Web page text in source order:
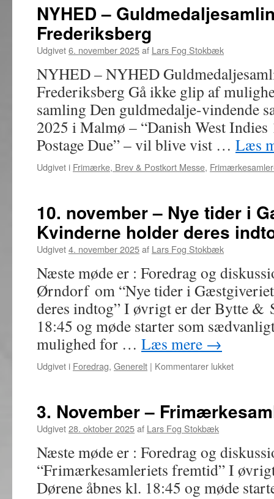
Møde
bytte
samvær
NYHED –
Frederiksberg
Udgivet6. november 2025af Lars Fog Stokbæk
NYHED – NYHED
Frederiksberg Gå ikke glip af
samling Den guldmedalje-vindende
2025 i Malmø – “Danish West Indies
Postage Due” – vil blive vist … Læs
Udgivet i Frimærke, Brev & Postkort Messe,
10. november – Nye tider i
Kvinderne holder deres
Udgivet4. november 2025af Lars Fog Stokbæk
Næste møde er : Foredrag og
Ørndorf om “Nye tider i
deres indtog” I øvrigt er der Bytte &
18:45 og møde starter som
mulighed for … Læs mere →
Udgivet i Foredrag, Generelt | Kommentarer lukkettil
Nye
Kvinderne
holder
deres
3. November –
Udgivet28. oktober 2025af Lars Fog Stokbæk
Næste møde er : Foredrag og
“Frimærkesamleriets fremtid” I
Dørene åbnes kl. 18:45 og møde